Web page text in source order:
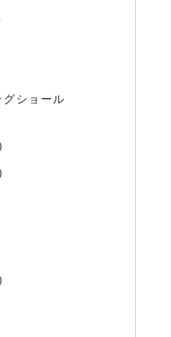
ショール